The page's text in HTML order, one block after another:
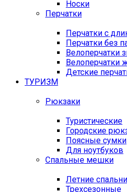
Носки
Перчатки
Перчатки с
Перчатки без
Велоперчатки
Велоперчатки
Детские
ТУРИЗМ
Рюкзаки
Туристические
Городские
Поясные сумки
Для ноутбуков
Спальные мешки
Летние
Трехсезонные